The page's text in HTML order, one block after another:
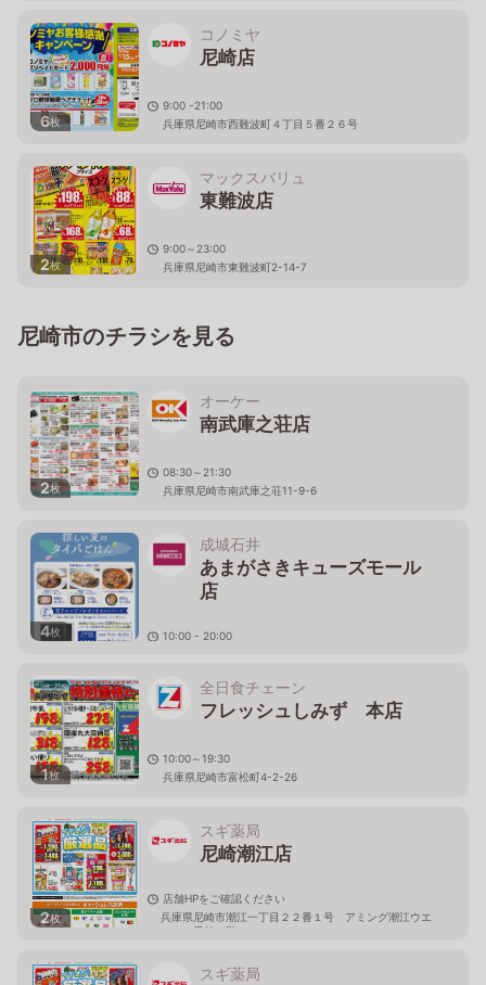
6枚
コノミヤ
尼崎店
9:00 -21:00
兵庫県尼崎市西難波町４丁目５番２６号
2枚
マックスバリュ
東難波店
9:00～23:00
兵庫県尼崎市東難波町2-14-7
尼崎市のチラシを見る
2枚
オーケー
南武庫之荘店
08:30～21:30
兵庫県尼崎市南武庫之荘11-9-6
4枚
成城石井
あまがさきキューズモール
店
10:00 - 20:00
1枚
全日食チェーン
フレッシュしみず 本店
10:00～19:30
兵庫県尼崎市富松町4-2-26
2枚
スギ薬局
尼崎潮江店
店舗HPをご確認ください
兵庫県尼崎市潮江一丁目２２番１号 アミング潮江ウエ
スト１番館１階
スギ薬局